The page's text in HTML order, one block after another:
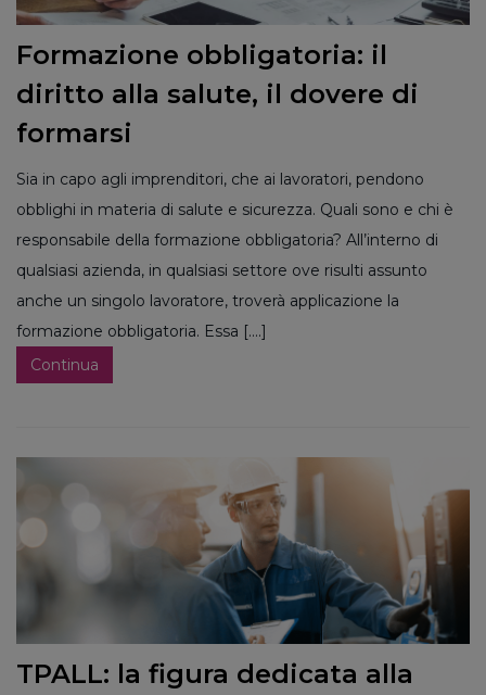
Formazione obbligatoria: il
diritto alla salute, il dovere di
formarsi
Sia in capo agli imprenditori, che ai lavoratori, pendono
obblighi in materia di salute e sicurezza. Quali sono e chi è
responsabile della formazione obbligatoria? All’interno di
qualsiasi azienda, in qualsiasi settore ove risulti assunto
anche un singolo lavoratore, troverà applicazione la
formazione obbligatoria. Essa [....]
Continua
TPALL: la figura dedicata alla